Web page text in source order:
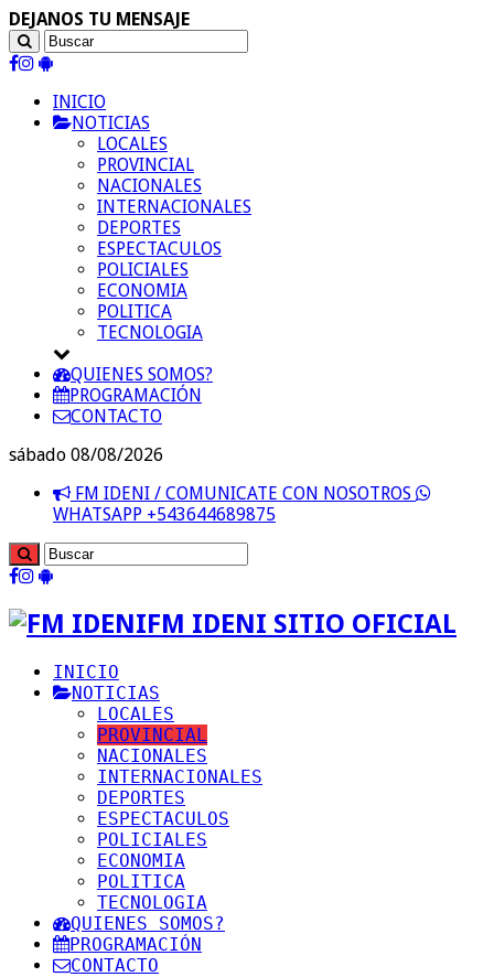
DEJANOS TU MENSAJE
INICIO
NOTICIAS
LOCALES
PROVINCIAL
NACIONALES
INTERNACIONALES
DEPORTES
ESPECTACULOS
POLICIALES
ECONOMIA
POLITICA
TECNOLOGIA
QUIENES SOMOS?
PROGRAMACIÓN
CONTACTO
sábado 08/08/2026
FM IDENI / COMUNICATE CON NOSOTROS
WHATSAPP +543644689875
FM IDENI SITIO OFICIAL
INICIO
NOTICIAS
LOCALES
PROVINCIAL
NACIONALES
INTERNACIONALES
DEPORTES
ESPECTACULOS
POLICIALES
ECONOMIA
POLITICA
TECNOLOGIA
QUIENES SOMOS?
PROGRAMACIÓN
CONTACTO